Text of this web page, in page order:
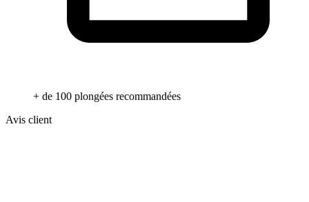
+ de 100 plongées recommandées
Avis client